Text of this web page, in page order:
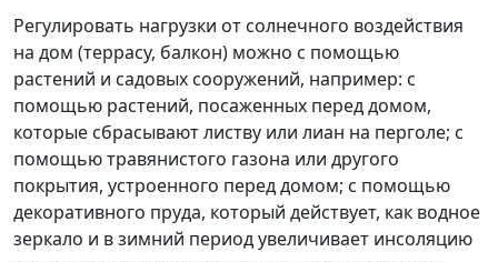
Регулировать нагрузки от солнечного воздействия
на дом (террасу, балкон) можно с помощью
растений и садовых сооружений, например: с
помощью растений, посаженных перед домом,
которые сбрасывают листву или лиан на перголе; с
помощью травянистого газона или другого
покрытия, устроенного перед домом; с помощью
декоративного пруда, который действует, как водное
зеркало и в зимний период увеличивает инсоляцию